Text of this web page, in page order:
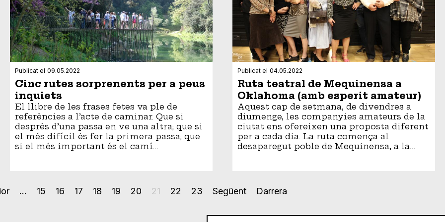
Publicat el 09.05.2022
Cinc rutes sorprenents per a peus
inquiets
El llibre de les frases fetes va ple de
referències a l’acte de caminar. Que si
després d’una passa en ve una altra; que si
el més difícil és fer la primera passa; que
si el més important és el camí…
Publicat el 04.05.2022
Ruta teatral de Mequinensa a
Oklahoma (amb esperit amateur)
Aquest cap de setmana, de divendres a
diumenge, les companyies amateurs de la
ciutat ens ofereixen una proposta diferent
per a cada dia. La ruta comença al
desaparegut poble de Mequinensa, a la…
… Page
15 Page
16 Page
17 Page
18 Page
19 Page
20
Pàgina
21 Page
22 Page
23
Pàgina
Següent
Última
Darrera